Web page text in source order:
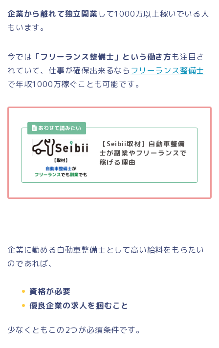
企業から離れて独立開業 して1000万以上稼いでいる人
もいます。
今では「フリーランス整備士」という働き方も注目さ
れていて、仕事が確保出来るなら フリーランス整備士
で年収1000万稼ぐことも可能です。
【Seibii取材】自動車整備
士が副業やフリーランスで
稼げる理由
企業に勤める自動車整備士として高い給料をもらたい
のであれば、
資格が必要
優良企業の求人を掴むこと
少なくともこの2つが必須条件です。